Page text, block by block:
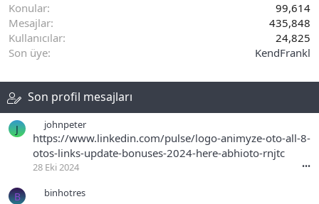
Konular
99,614
Mesajlar
435,848
Kullanıcılar
24,825
Son üye
KendFrankl
Son profil mesajları
J johnpeter
https://www.linkedin.com/pulse/logo-animyze-oto-all-8-
otos-links-update-bonuses-2024-here-abhioto-rnjtc
28 Eki 2024 •••
B binhotres